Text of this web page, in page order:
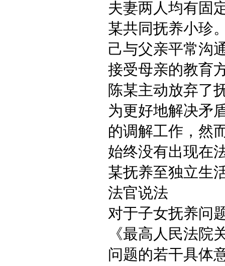
夫妻两人均有固
某共同抚养小珍
己与父亲平常沟
接受母亲的教育
陈某主动放弃了
为更好地解决矛
的调解工作，然
始终没有出现在
某抚养至独立生
法官说法
对于子女抚养问
《最高人民法
问题的若干具体